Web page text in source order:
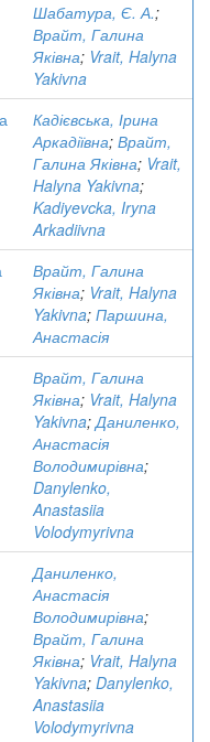
Шабатура, Є. А.;
Врайт, Галина
Яківна; Vrait, Halyna
Yakivna
Кадієвська, Ірина
Аркадіївна; Врайт,
Галина Яківна; Vrait,
Halyna Yakivna;
Kadiyevcka, Iryna
Arkadiivna
Врайт, Галина
Яківна; Vrait, Halyna
Yakivna; Паршина,
Анастасія
Врайт, Галина
Яківна; Vrait, Halyna
Yakivna;Даниленко,
Анастасія
Володимирівна;
Danylenko,
Anastasiia
Volodymyrivna
Даниленко,
Анастасія
Володимирівна;
Врайт, Галина
Яківна; Vrait, Halyna
Yakivna; Danylenko,
Anastasiia
Volodymyrivna